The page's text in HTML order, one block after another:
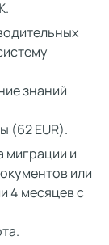
знаний
(62 EUR).
миграции и
или
4 месяцев с